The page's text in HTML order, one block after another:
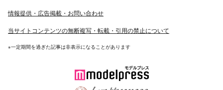
情報提供・広告掲載・お問い合わせ
当サイトコンテンツの無断複写・転載・引用の禁止について
※一定期間を過ぎた記事は非表示になることがあります